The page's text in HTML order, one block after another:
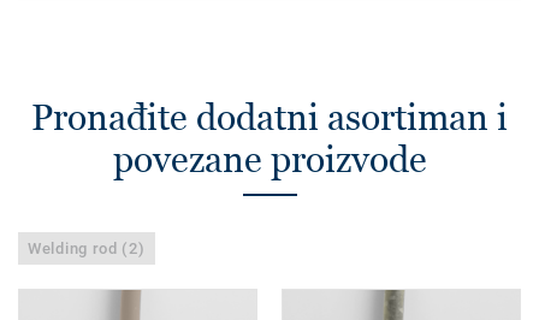
Pronađite dodatni asortiman i
povezane proizvode
Welding rod (2)